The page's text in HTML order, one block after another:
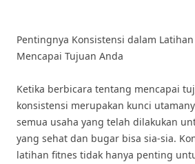
Pentingnya Konsistensi dalam
Mencapai Tujuan Anda
Ketika berbicara tentang mencapai
konsistensi merupakan kunci
semua usaha yang telah dilakukan
yang sehat dan bugar bisa sia-sia.
latihan fitnes tidak hanya penting